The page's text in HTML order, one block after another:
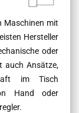
Maschinen mit
Hersteller
oder
auch Ansätze,
im Tisch
Hand oder